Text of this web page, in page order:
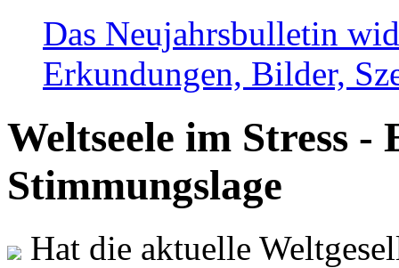
Das Neujahrsbulletin
Erkundungen, Bilder,
Weltseele im Stress -
Stimmungslage
Hat die aktuelle